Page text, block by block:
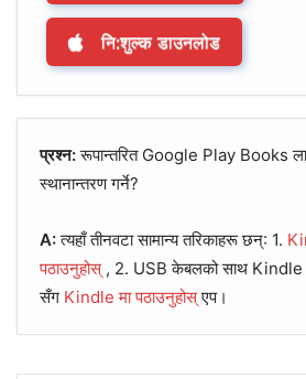
नि:शुल्क डाउनलोड
प्रश्न:रूपान्तरित Google Play Books
स्थानान्तरण गर्ने?
A:त्यहाँ तीनवटा सामान्य तरिकाहरू छन्: 1.
पठाउनुहोस्, 2. USB केबलको साथ Kindle
सँग Kindle मा पठाउनुहोस्एप।